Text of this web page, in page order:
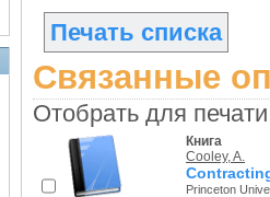
Печать списка
Связанные
Отобрать для
Книга
Cooley, A.
Princeton